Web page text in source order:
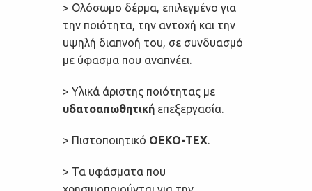
> Ολόσωμο δέρμα, επιλεγμένο για
την ποιότητα, την αντοχή και την
υψηλή διαπνοή του, σε συνδυασμό
με ύφασμα που αναπνέει.
> Υλικά άριστης ποιότητας με
υδατοαπωθητική επεξεργασία.
> Πιστοποιητικό OEKO-TEX.
> Τα υφάσματα που